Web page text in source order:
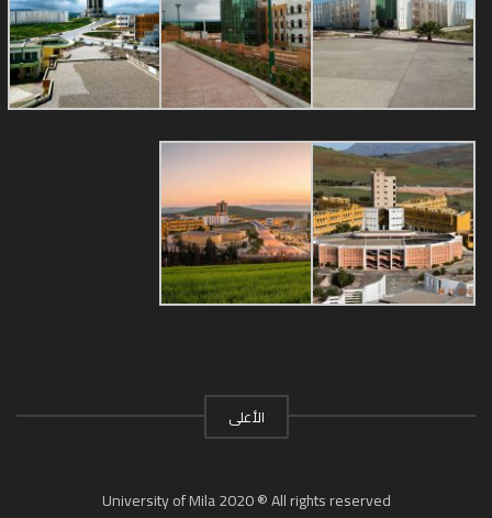
الأعلى
University of Mila 2020 ® All rights reserved